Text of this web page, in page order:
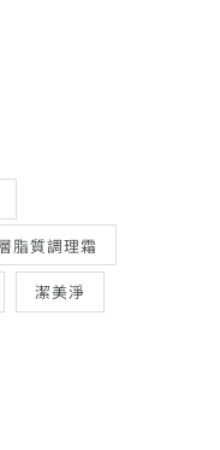
脂質調理霜
潔美淨